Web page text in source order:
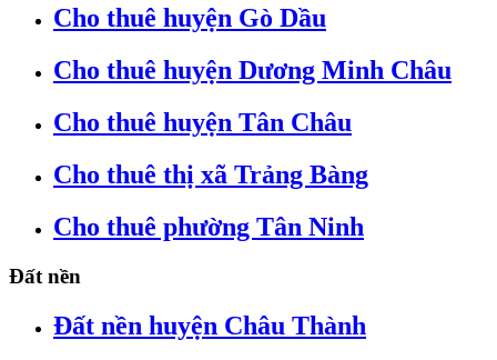
Cho thuê huyện Gò Dầu
Cho thuê huyện Dương Minh Châu
Cho thuê huyện Tân Châu
Cho thuê thị xã Trảng Bàng
Cho thuê phường Tân Ninh
Đất nền
Đất nền huyện Châu Thành